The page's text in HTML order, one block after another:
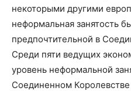
некоторыми другими
неформальная занятость
предпочтительной в
Среди пяти ведущих
уровень неформальной
Соединенном